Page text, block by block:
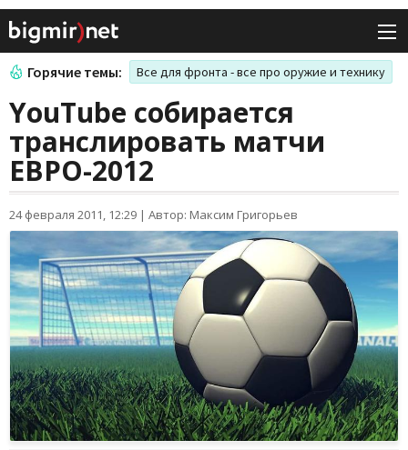
Горячие темы: Все для фронта - все про оружие и технику
YouTube собирается
транслировать матчи
ЕВРО-2012
24 февраля 2011, 12:29 | Автор: Максим Григорьев